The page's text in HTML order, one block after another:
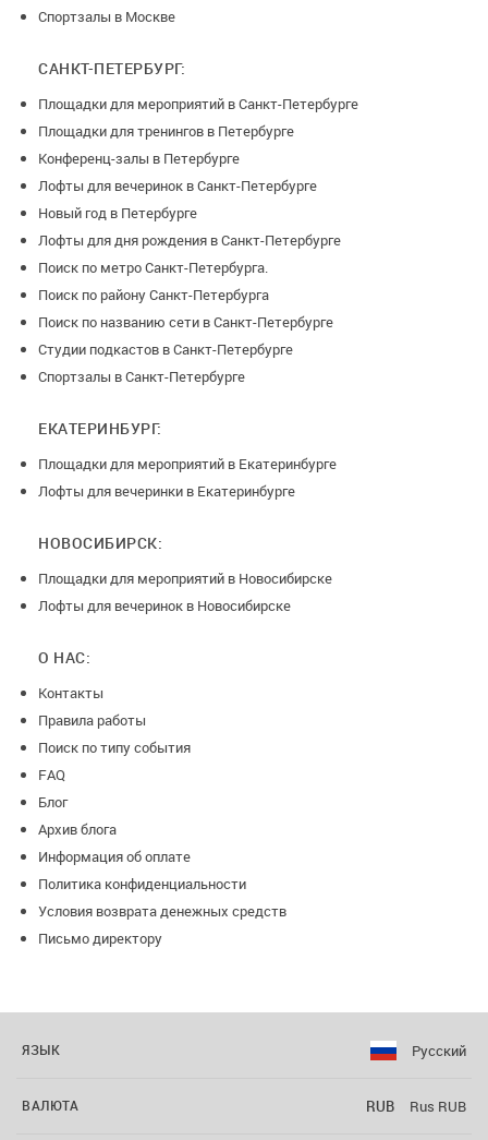
Спортзалы в Москве
САНКТ-ПЕТЕРБУРГ:
Площадки для мероприятий в Санкт-Петербурге
Площадки для тренингов в Петербурге
Конференц-залы в Петербурге
Лофты для вечеринок в Санкт-Петербурге
Новый год в Петербурге
Лофты для дня рождения в Санкт-Петербурге
Поиск по метро Санкт-Петербурга.
Поиск по району Санкт-Петербурга
Поиск по названию сети в Санкт-Петербурге
Студии подкастов в Санкт-Петербурге
Спортзалы в Санкт-Петербурге
ЕКАТЕРИНБУРГ:
Площадки для мероприятий в Екатеринбурге
Лофты для вечеринки в Екатеринбурге
НОВОСИБИРСК:
Площадки для мероприятий в Новосибирске
Лофты для вечеринок в Новосибирске
О НАС:
Контакты
Правила работы
Поиск по типу события
FAQ
Блог
Архив блога
Информация об оплате
Политика конфиденциальности
Условия возврата денежных средств
Письмо директору
ЯЗЫК Русский
ВАЛЮТА RUB Rus RUB